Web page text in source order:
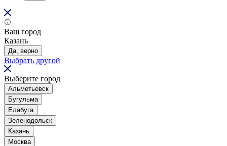
Ваш город
Казань
Да, верно
Выбрать другой
Выберите город
Альметьевск
Бугульма
Елабуга
Зеленодольск
Казань
Москва